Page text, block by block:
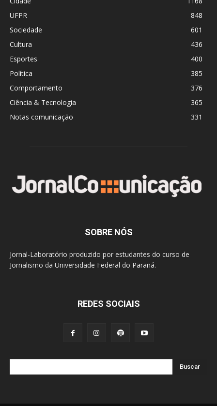
UFPR
848
Sociedade
601
Cultura
436
Esportes
400
Política
385
Comportamento
376
Ciência & Tecnologia
365
Notas comunicação
331
SOBRE NÓS
Jornal-Laboratório produzido por estudantes do curso de
Jornalismo da Universidade Federal do Paraná.
REDES SOCIAIS
Buscar